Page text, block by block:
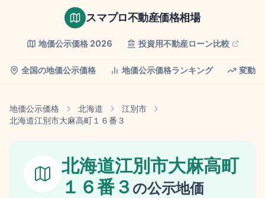
スマプロ不動産価格相場
地価公示価格 2026 投資用不動産ローン比較
全国の地価公示価格 地価公示価格ランキング 変動
地価公示価格 北海道
江別市
北海道江別市大麻高町１６番３
北海道江別市大麻高町
１６番３ の公示地価